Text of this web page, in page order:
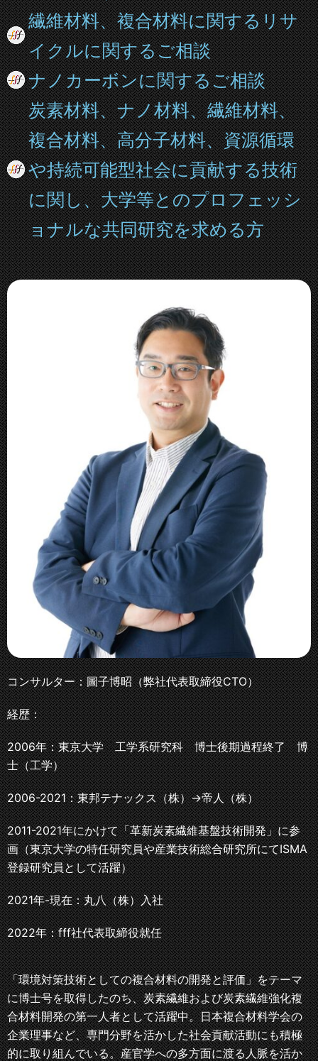
繊維材料、複合材料に関するリサ
イクルに関するご相談
ナノカーボンに関するご相談
炭素材料、ナノ材料、繊維材料、
複合材料、高分子材料、資源循環
や持続可能型社会に貢献する技術
に関し、大学等とのプロフェッシ
ョナルな共同研究を求める方
コンサルター：圖子博昭（弊社代表取締役CTO）
経歴：
2006年：東京大学 工学系研究科 博士後期過程終了 博
士（工学）
2006-2021：東邦テナックス（株）→帝人（株）
2011-2021年にかけて「革新炭素繊維基盤技術開発」に参
画（東京大学の特任研究員や産業技術総合研究所にてISMA
登録研究員として活躍）
2021年-現在：丸八（株）入社
2022年：fff社代表取締役就任
「環境対策技術としての複合材料の開発と評価」をテーマ
に博士号を取得したのち、炭素繊維および炭素繊維強化複
合材料開発の第一人者として活躍中。日本複合材料学会の
企業理事など、専門分野を活かした社会貢献活動にも積極
的に取り組んでいる。産官学への多方面に渡る人脈を活か